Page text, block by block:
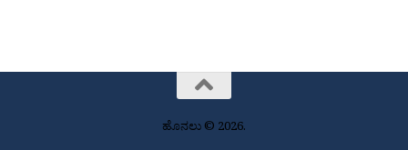
ಹೊನಲು © 2026.